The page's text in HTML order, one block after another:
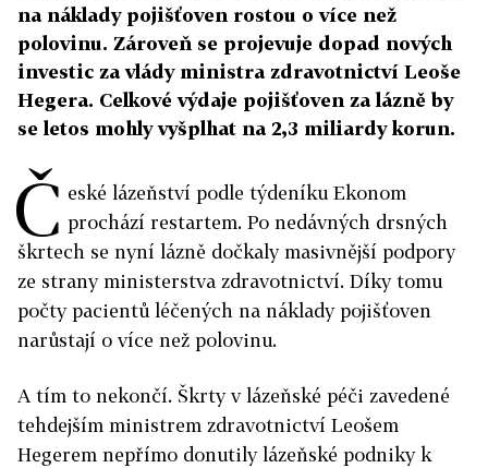
na náklady pojišťoven rostou o více než
polovinu. Zároveň se projevuje dopad nových
investic za vlády ministra zdravotnictví Leoše
Hegera. Celkové výdaje pojišťoven za lázně by
se letos mohly vyšplhat na 2,3 miliardy korun.
Č eské lázeňství podle týdeníku Ekonom
prochází restartem. Po nedávných drsných
škrtech se nyní lázně dočkaly masivnější podpory
ze strany ministerstva zdravotnictví. Díky tomu
počty pacientů léčených na náklady pojišťoven
narůstají o více než polovinu.
A tím to nekončí. Škrty v lázeňské péči zavedené
tehdejším ministrem zdravotnictví Leošem
Hegerem nepřímo donutily lázeňské podniky k